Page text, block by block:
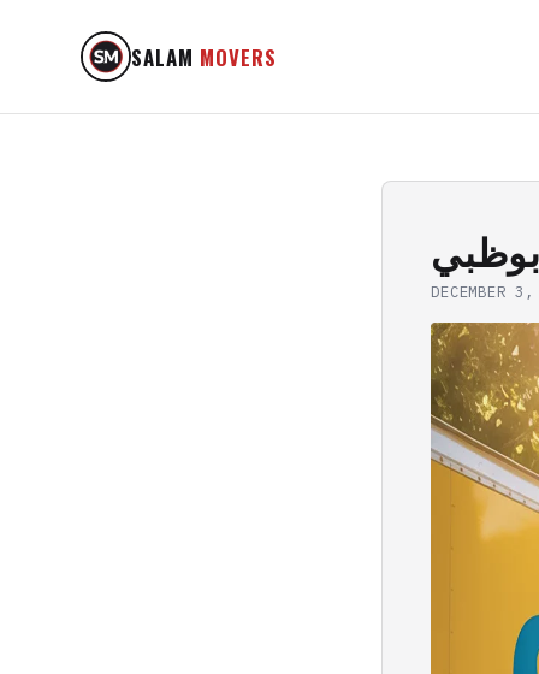
SALAM MOVERS
DECEMBER